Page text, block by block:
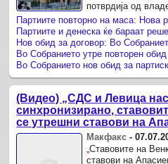
потврдија од
пратеничката
дека ги очекуваат
(Видео) „СДС и Левица
синхронизирано,
се утрешни ставови на
МанасиевскиМакфакс -
„Ставовите на
ставови на